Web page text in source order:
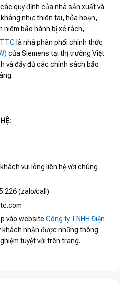
quy định của nhà sản xuất và
như: thiên tai, hỏa hoạn,
niêm bảo hành bị xé rách,…
là nhà phân phối chính thức
của Siemens tại thị trường Việt
và đầy đủ các chính sách bảo
vui lòng liên hệ với chúng
226 (zalo/call)
vào website Công ty TNHH Điện
khách nhận được những thông
tuyệt vời trên trang.